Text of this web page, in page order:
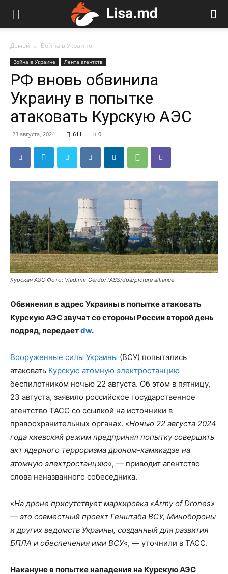
Домой Война в Украине
Война в Украине Лента агентств
РФ вновь обвинила
Украину в попытке
атаковать Курскую АЭС
23 августа, 2024 611 0
Курская АЭС Фото: Vladimir Gerdo/TASS/dpa/picture alliance
Обвинения в адрес Украины в попытке атаковать
Курскую АЭС звучат со стороны России второй день
подряд, передаетdw.
Вооруженные силы Украины (ВСУ) попытались
атаковать Курскую атомную электростанцию
беспилотником ночью 22 августа. Об этом в пятницу,
23 августа, заявило российское государственное
агентство ТАСС со ссылкой на источники в
правоохранительных органах. «Ночью 22 августа 2024
года киевский режим предпринял попытку совершить
акт ядерного терроризма дроном-камикадзе на
атомную электростанцию«, — приводит агентство
слова неназванного собеседника.
«На дроне присутствует маркировка «Army of Drones»
— это совместный проект Генштаба ВСУ, Минобороны
и других ведомств Украины, созданный для развития
БПЛА и обеспечения ими ВСУ«, — уточнили в ТАСС.
Накануне в попытке нападения на Курскую АЭС